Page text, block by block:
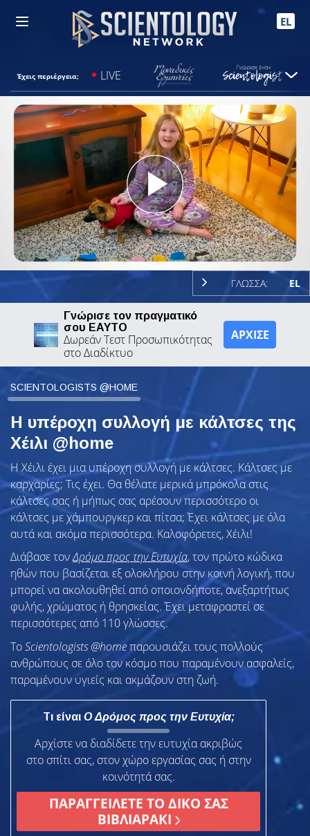
EL
Έχεις περιέργεια; LIVE
Play
Video
ΓΛΩΣΣΑ: EL
Γνώρισε τον πραγματικό
σου ΕΑΥΤΟ
Δωρεάν Τεστ Προσωπικότητας
στο Διαδίκτυο
ΑΡΧΙΣΕ
SCIENTOLOGISTS @HOME
Η υπέροχη συλλογή με κάλτσες της
Χέιλι @home
Η Χέιλι έχει μια υπέροχη συλλογή με κάλτσες. Κάλτσες με
καρχαρίες; Τις έχει. Θα θέλατε μερικά μπρόκολα στις
κάλτσες σας ή μήπως σας αρέσουν περισσότερο οι
κάλτσες με χάμπουργκερ και πίτσα; Έχει κάλτσες με όλα
αυτά και ακόμα περισσότερα. Καλοφόρετες, Χέιλι!
Διάβασε τονΔρόμο προς την Ευτυχία, τον πρώτο κώδικα
ηθών που βασίζεται εξ ολοκλήρου στην κοινή λογική, που
μπορεί να ακολουθηθεί από οποιονδήποτε, ανεξαρτήτως
φυλής, χρώματος ή θρησκείας. Έχει μεταφραστεί σε
περισσότερες από 110 γλώσσες.
ToScientologists @homeπαρουσιάζει τους πολλούς
ανθρώπους σε όλο τον κόσμο που παραμένουν ασφαλείς,
παραμένουν υγιείς και ακμάζουν στη ζωή.
Τι είναι Ο Δρόμος προς την Ευτυχία;
Αρχίστε να διαδίδετε την ευτυχία ακριβώς
στο σπίτι σας, στον χώρο εργασίας σας ή στην
κοινότητά σας.
ΠΑΡΑΓΓΕΙΛΕΤΕ ΤΟ ΔΙΚΟ ΣΑΣ
ΒΙΒΛΙΑΡΑΚΙ